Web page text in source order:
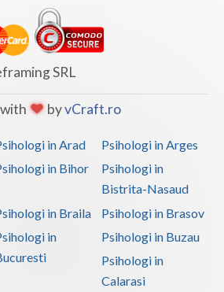
SRL
byvCraft.ro
in Arad
Psihologi in Arges
in Bihor
Psihologi in
Bistrita-Nasaud
in Braila
Psihologi in Brasov
in
Psihologi in Buzau
Psihologi in
Calarasi